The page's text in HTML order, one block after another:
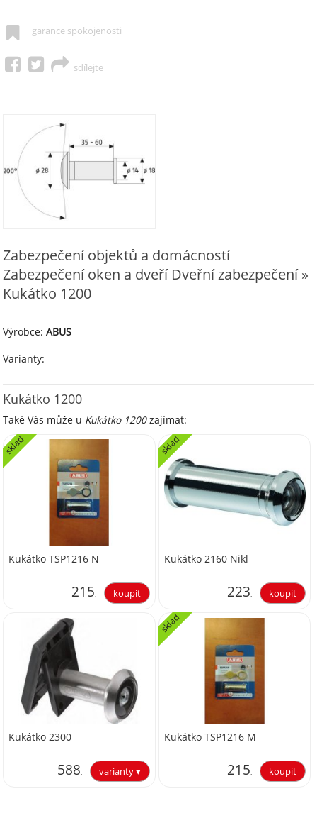
garance spokojenosti
sdílejte
Zabezpečení objektů a domácností
Zabezpečení oken a dveří Dveřní zabezpečení »
Kukátko 1200
Výrobce:ABUS
Varianty:
Kukátko 1200
Také Vás může u Kukátko 1200zajímat:
Kukátko TSP1216 N
sklad
215,-
Kukátko 2160 Nikl
sklad
223,-
184,30
Kukátko 2300
588,-
Kukátko TSP1216 M
sklad
215,-